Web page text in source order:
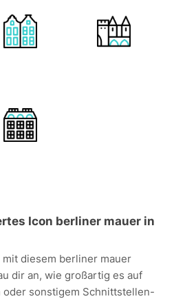
Icon berliner mauer in
diesem berliner mauer
dir an, wie großartig es auf
oder sonstigem Schnittstellen-